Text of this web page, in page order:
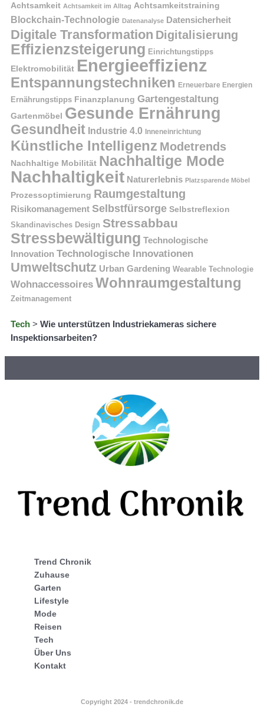
Achtsamkeit Achtsamkeit im Alltag Achtsamkeitstraining
Blockchain-Technologie Datenanalyse Datensicherheit
Digitale Transformation Digitalisierung
Effizienzsteigerung Einrichtungstipps
Elektromobilität Energieeffizienz
Entspannungstechniken Erneuerbare Energien
Ernährungstipps Finanzplanung Gartengestaltung
Gartenmöbel Gesunde Ernährung
Gesundheit Industrie 4.0 Inneneinrichtung
Künstliche Intelligenz Modetrends
Nachhaltige Mobilität Nachhaltige Mode
Nachhaltigkeit Naturerlebnis Platzsparende Möbel
Prozessoptimierung Raumgestaltung
Risikomanagement Selbstfürsorge Selbstreflexion
Skandinavisches Design Stressabbau
Stressbewältigung Technologische
Innovation Technologische Innovationen
Umweltschutz Urban Gardening Wearable Technologie
Wohnaccessoires Wohnraumgestaltung
Zeitmanagement
Tech > Wie unterstützen Industriekameras sichere
Inspektionsarbeiten?
Trend Chronik
Zuhause
Garten
Lifestyle
Mode
Reisen
Tech
Über Uns
Kontakt
Copyright 2024 - trendchronik.de